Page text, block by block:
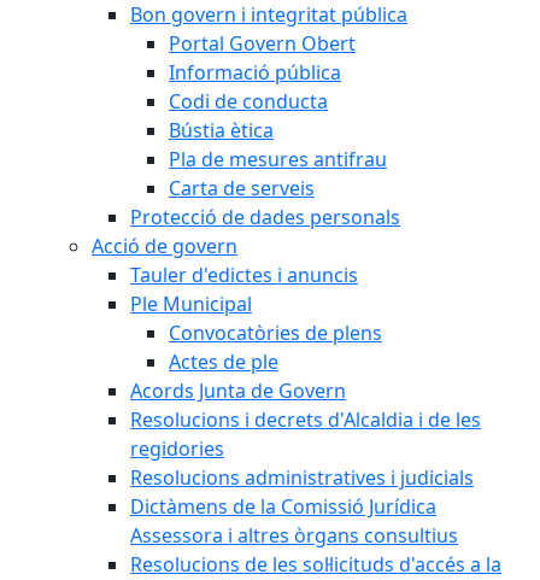
Bon govern i integritat pública
Portal Govern Obert
Informació pública
Codi de conducta
Bústia ètica
Pla de mesures antifrau
Carta de serveis
Protecció de dades personals
Acció de govern
Tauler d'edictes i anuncis
Ple Municipal
Convocatòries de plens
Actes de ple
Acords Junta de Govern
Resolucions i decrets d'Alcaldia i de les
regidories
Resolucions administratives i judicials
Dictàmens de la Comissió Jurídica
Assessora i altres òrgans consultius
Resolucions de les sol·licituds d'accés a la